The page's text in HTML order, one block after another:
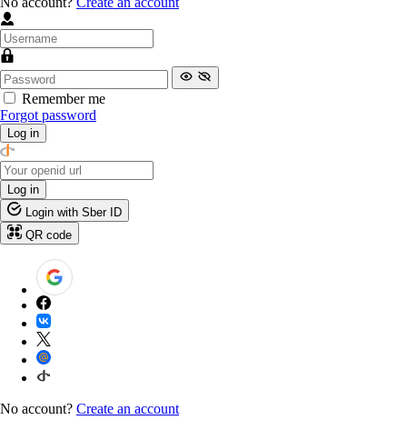
Remember me
Forgot password
Log in
Log in
Login with Sber ID
QR code
No account? Create an account